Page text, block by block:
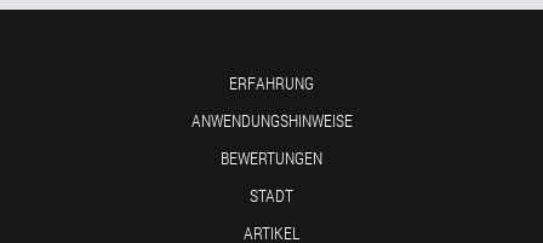
ERFAHRUNG
ANWENDUNGSHINWEISE
BEWERTUNGEN
STADT
ARTIKEL